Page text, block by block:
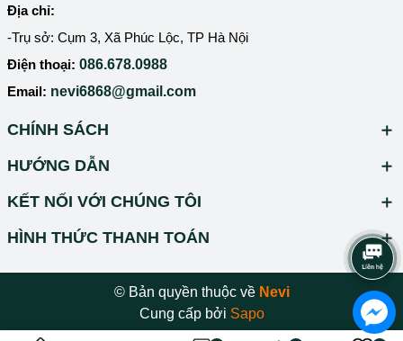
Địa chỉ:
-Trụ sở: Cụm 3, Xã Phúc Lộc, TP Hà Nội
Điện thoại: 086.678.0988
Email: nevi6868@gmail.com
CHÍNH SÁCH
HƯỚNG DẪN
KẾT NỐI VỚI CHÚNG TÔI
HÌNH THỨC THANH TOÁN
© Bản quyền thuộc về Nevi
Cung cấp bởi Sapo